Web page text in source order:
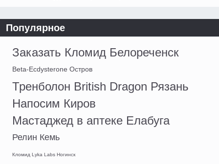
Популярное
Заказать Кломид Белореченск
Beta-Ecdysterone Остров
Тренболон British Dragon Рязань
Напосим Киров
Мастаджед в аптеке Елабуга
Релин Кемь
Кломид Lyka Labs Ногинск